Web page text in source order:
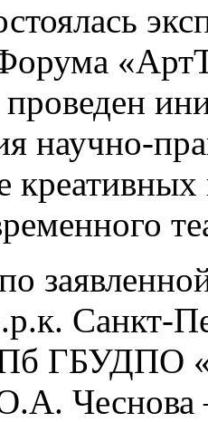
научно-
Санкт-
ГБУДПО
Чеснова